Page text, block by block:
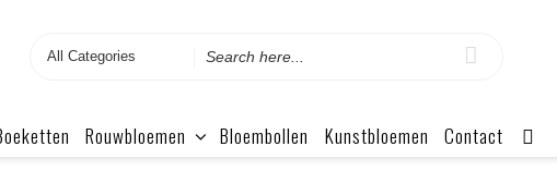
Search
Rouwbloemen Bloembollen Kunstbloemen Contact